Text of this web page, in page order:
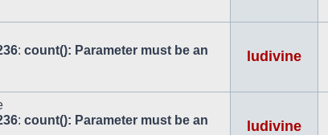
: count(): Parameter must be an
ludivine
: count(): Parameter must be an
ludivine